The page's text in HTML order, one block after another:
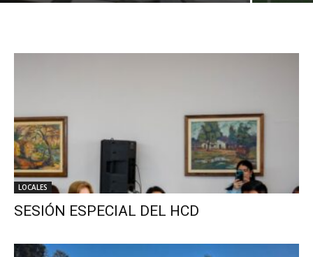
LOCALES
SESIÓN ESPECIAL DEL HCD